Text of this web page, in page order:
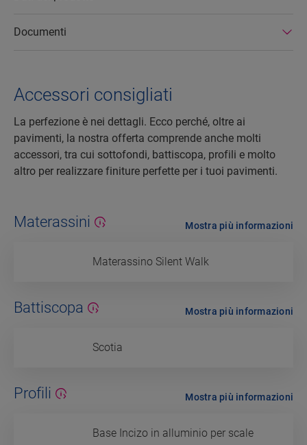
Documenti
Accessori consigliati
La perfezione è nei dettagli. Ecco perché, oltre ai
pavimenti, la nostra offerta comprende anche molti
accessori, tra cui sottofondi, battiscopa, profili e molto
altro per realizzare finiture perfette per i tuoi pavimenti.
Materassini
Materassino Silent Walk
Mostra più informazioni
Battiscopa
Scotia
Mostra più informazioni
Profili
Base Incizo in alluminio per scale
Mostra più informazioni